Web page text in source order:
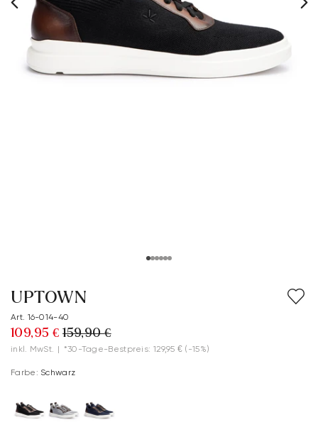
UPTOWN
Art. 16-014-40
109,95 € 159,90 €
inkl. MwSt. | *30-Tage-Bestpreis: 129,95 € (-15%)
Farbe: Schwarz